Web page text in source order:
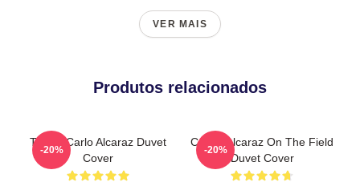
VER MAIS
Produtos relacionados
Tennis Carlo Alcaraz Duvet
Cover
-20%
Carlos Alcaraz On The Field
Duvet Cover
-20%